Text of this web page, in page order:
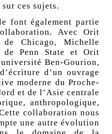
ces sujets.
font également partie
Avec Orit
Chicago, Michelle
de Penn State et Orit
Ben-Gourion,
d’un ouvrage
moderne du Proche-
et de l’Asie centrale
anthropologique,
collaboration nous
une autre évolution